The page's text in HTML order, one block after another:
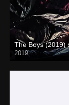
The Boys (2019)
2019